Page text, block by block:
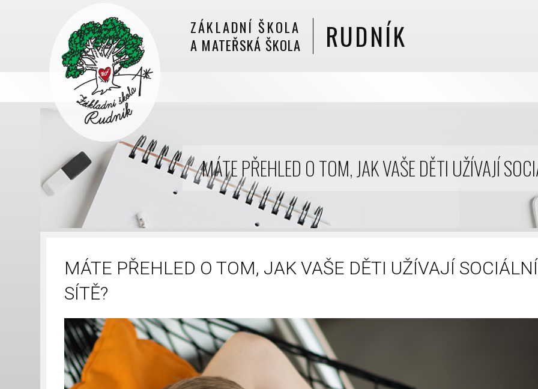
ZÁKLADNÍ ŠKOLA
A MATEŘSKÁ ŠKOLA
RUDNÍK
MÁTE PŘEHLED O TOM, JAK VAŠE DĚTI UŽÍVAJÍ
MÁTE PŘEHLED O TOM, JAK VAŠE DĚTI UŽÍVAJÍ SOCIÁLNÍ
SÍTĚ?